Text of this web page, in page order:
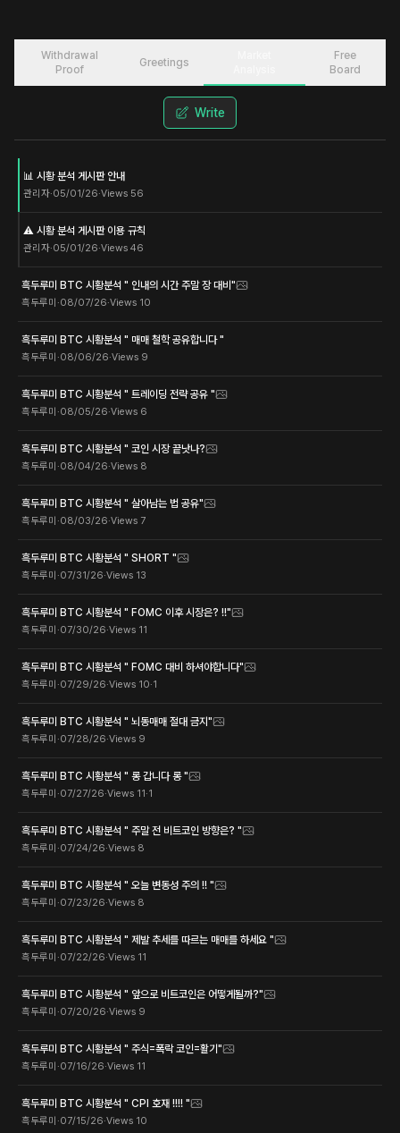
Withdrawal
Proof
Greetings
Free
Board
Write
📊 시황 분석 게시판 안내
관리자·05/01/26·Views 56
⚠️ 시황 분석 게시판 이용 규칙
관리자·05/01/26·Views 46
흑두루미 BTC 시황분석 " 인내의 시간 주말 장 대비"
흑두루미 ·08/07/26·Views 10
흑두루미 BTC 시황분석 " 매매 철학 공유합니다 "
흑두루미 ·08/06/26·Views 9
흑두루미 BTC 시황분석 " 트레이딩 전략 공유 "
흑두루미 ·08/05/26·Views 6
흑두루미 BTC 시황분석 " 코인 시장 끝낫나?
흑두루미 ·08/04/26·Views 8
흑두루미 BTC 시황분석 " 살아남는 법 공유"
흑두루미 ·08/03/26·Views 7
흑두루미 BTC 시황분석 " SHORT "
흑두루미 ·07/31/26·Views 13
흑두루미 BTC 시황분석 " FOMC 이후 시장은? !!"
흑두루미 ·07/30/26·Views 11
흑두루미 BTC 시황분석 " FOMC 대비 하셔야합니다"
흑두루미 ·07/29/26·Views 10·1
흑두루미 BTC 시황분석 " 뇌동매매 절대 금지"
흑두루미 ·07/28/26·Views 9
흑두루미 BTC 시황분석 " 롱 갑니다 롱 "
흑두루미 ·07/27/26·Views 11·1
흑두루미 BTC 시황분석 " 주말 전 비트코인 방향은? "
흑두루미 ·07/24/26·Views 8
흑두루미 BTC 시황분석 " 오늘 변동성 주의 !! "
흑두루미 ·07/23/26·Views 8
흑두루미 BTC 시황분석 " 제발 추세를 따르는 매매를 하세요 "
흑두루미 ·07/22/26·Views 11
흑두루미 BTC 시황분석 " 앞으로 비트코인은 어떻게될까?"
흑두루미 ·07/20/26·Views 9
흑두루미 BTC 시황분석 " 주식=폭락 코인=활기"
흑두루미 ·07/16/26·Views 11
흑두루미 BTC 시황분석 " CPI 호재 !!!! "
흑두루미 ·07/15/26·Views 10